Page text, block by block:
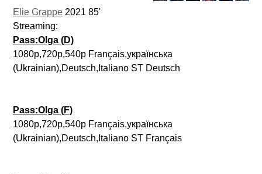
Elie Grappe 2021 85'
Streaming:
Pass:Olga (D)
1080p,720p,540p Français,українська
(Ukrainian),Deutsch,Italiano ST Deutsch
Pass:Olga (F)
1080p,720p,540p Français,українська
(Ukrainian),Deutsch,Italiano ST Français